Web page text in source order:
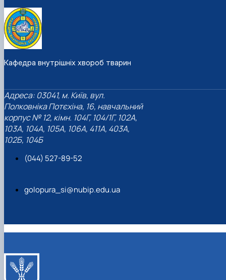
Кафедра внутрішніх хвороб тварин
Адреса: 03041, м. Київ, вул.
Полковніка Потєхіна, 16, навчальний
корпус № 12, кімн. 104Г, 104/1Г, 102А,
103А, 104А, 105А, 106А, 411А, 403А,
102Б, 104Б
(044) 527-89-52
golopura_si@nubip.edu.ua